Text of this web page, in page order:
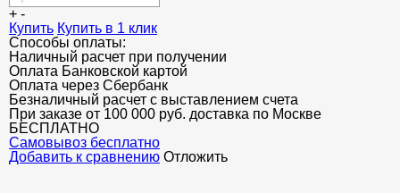
МЕТАЛЛИЧЕСКИЕ ПОРОГИ НАПОЛЬНЫЕ (ДЛЯ ПОЛА),
РАСКЛАДКА, ПЛИНТУС
ПОТОЛКИ
АКЦИИ
НЕДОРОГОЙ МЕТАЛЛОПРОКАТ
+ -
Купить Купить в 1 клик
Способы оплаты:
Наличный расчет при получении
Оплата Банковской картой
Оплата через Сбербанк
Безналичный расчет с выставлением счета
При заказе от 100 000 руб. доставка по Москве
БЕСПЛАТНО
Cамовывоз бесплатно
Добавить к сравнению Отложить